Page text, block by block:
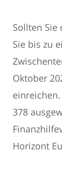
Sollten Sie
Sie bis zu
Oktober
378
Horizont